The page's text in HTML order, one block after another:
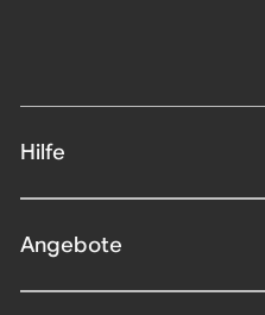
Hilfe
Angebote